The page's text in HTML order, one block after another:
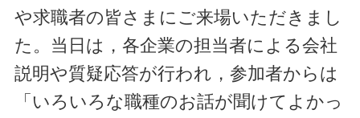
や求職者の皆さまにご来場いただきまし
た。当日は，各企業の担当者による会社
説明や質疑応答が行われ，参加者からは
「いろいろな職種のお話が聞けてよかっ